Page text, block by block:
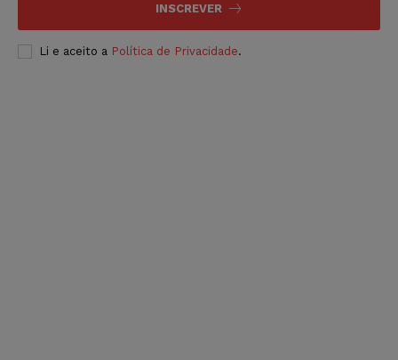
INSCREVER
Li e aceito a Política de Privacidade.